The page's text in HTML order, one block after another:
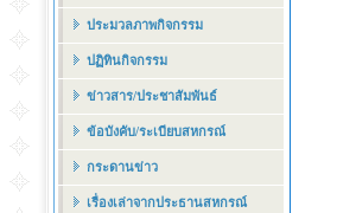
ประมวลภาพกิจกรรม
ปฏิทินกิจกรรม
ข่าวสาร/ประชาสัมพันธ์
ข้อบังคับ/ระเบียบสหกรณ์
กระดานข่าว
เรื่องเล่าจากประธานสหกรณ์